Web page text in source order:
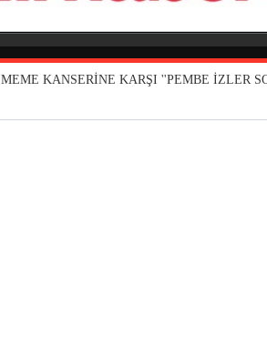
MEME KANSERİNE KARŞI ''PEMBE İZLER